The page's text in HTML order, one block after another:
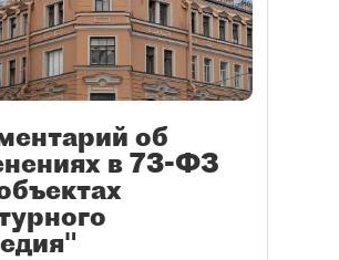
об
в 73-ФЗ